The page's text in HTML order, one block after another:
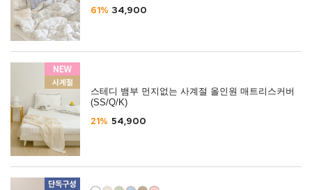
61% 34,900
스테디 뱀부 먼지없는 사계절 올인원 매트리스커버
(SS/Q/K)
21% 54,900